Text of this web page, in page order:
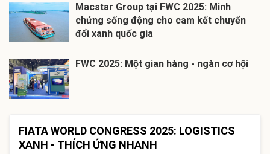
Macstar Group tại FWC 2025: Minh
chứng sống động cho cam kết chuyển
đổi xanh quốc gia
FWC 2025: Một gian hàng - ngàn cơ hội
FIATA WORLD CONGRESS 2025: LOGISTICS
XANH - THÍCH ỨNG NHANH